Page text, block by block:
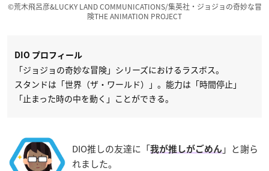
©荒木飛呂彦&LUCKY LAND COMMUNICATIONS/集英社・ジョジョの奇妙な冒
険THE ANIMATION PROJECT
DIO プロフィール
「ジョジョの奇妙な冒険」シリーズにおけるラスボス。
スタンドは「世界（ザ・ワールド）」。能力は「時間停止」
「止まった時の中を動く」ことができる。
DIO推しの友達に「我が推しがごめん 」と謝ら
れました。